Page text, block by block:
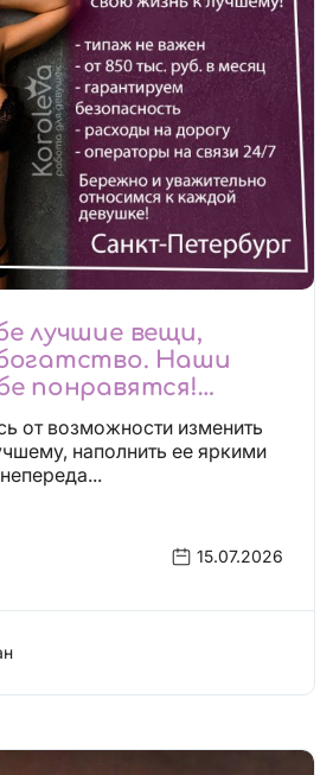
лучшие вещи,
Наши
понравятся!
отличные
от возможности изменить
наполнить ее яркими
15.07.2026